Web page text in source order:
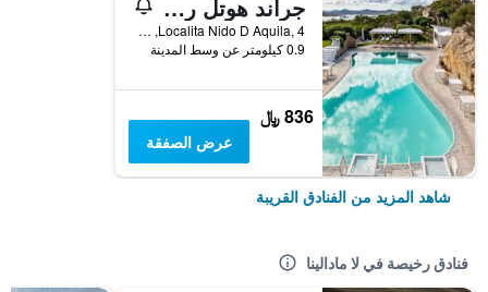
جراند هوتل ريزورت ما اند ا - لبالتس فقط
Localita Nido D Aquila, 4, لا مادالينا, سردينيا, إيطاليا
0.9 كيلومتر عن وسط المدينة
836 ﷼
عرض الصفقة
شاهد المزيد من الفنادق القريبة
فنادق رخيصة في لا مادالينا